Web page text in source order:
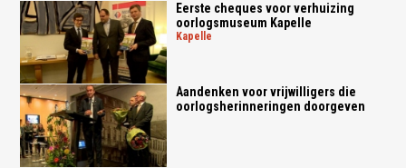
Eerste cheques voor verhuizing
oorlogsmuseum Kapelle
kapelle
Aandenken voor vrijwilligers die
oorlogsherinneringen doorgeven